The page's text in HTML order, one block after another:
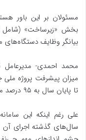
مسئولان بر این باور
بخش «زیرساخت» (شامل
بیانگر وظایف
محمد احمدی-
تا پایان سال به ۹۵ درصد می‌رسد.
علی رغم اینکه این
سال‌های گذشته اجرای